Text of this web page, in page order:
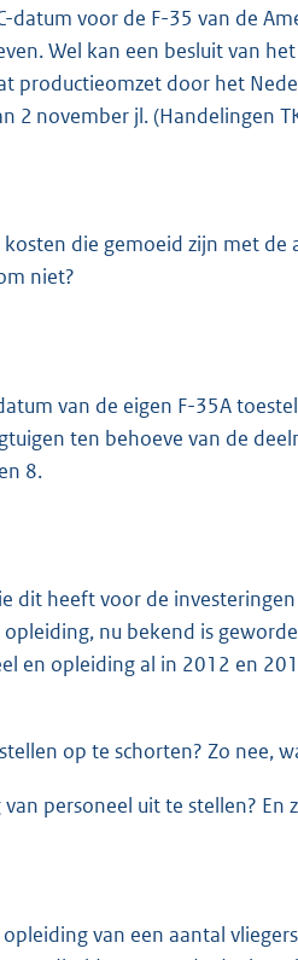
datum voor de F-35 van de
Wel kan een besluit van
productieomzet door het
2 november jl. (Handelingen
die gemoeid zijn met de
niet?
van de eigen F-35A
ten behoeve van de
8.
dit heeft voor de
nu bekend is
en opleiding al in 2012 en
op te schorten? Zo nee,
personeel uit te stellen? En
van een aantal